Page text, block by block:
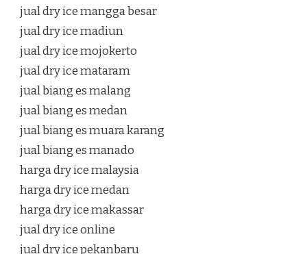
jual dry ice mangga besar
jual dry ice madiun
jual dry ice mojokerto
jual dry ice mataram
jual biang es malang
jual biang es medan
jual biang es muara karang
jual biang es manado
harga dry ice malaysia
harga dry ice medan
harga dry ice makassar
jual dry ice online
jual dry ice pekanbaru